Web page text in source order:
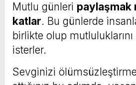
Mutlu günleri paylaşmak
katlar. Bu günlerde
birlikte olup
isterler.
Sevginizi